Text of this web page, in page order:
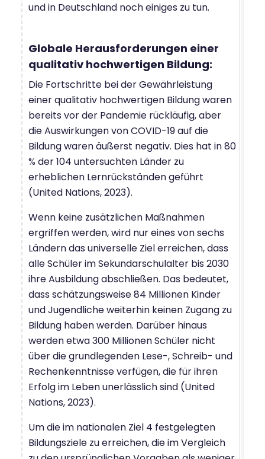
und in Deutschland noch einiges zu tun.
Globale Herausforderungen einer
qualitativ hochwertigen Bildung:
Die Fortschritte bei der Gewährleistung
einer qualitativ hochwertigen Bildung waren
bereits vor der Pandemie rückläufig, aber
die Auswirkungen von COVID-19 auf die
Bildung waren äußerst negativ. Dies hat in 80
% der 104 untersuchten Länder zu
erheblichen Lernrückständen geführt
(United Nations, 2023).
Wenn keine zusätzlichen Maßnahmen
ergriffen werden, wird nur eines von sechs
Ländern das universelle Ziel erreichen, dass
alle Schüler im Sekundarschulalter bis 2030
ihre Ausbildung abschließen. Das bedeutet,
dass schätzungsweise 84 Millionen Kinder
und Jugendliche weiterhin keinen Zugang zu
Bildung haben werden. Darüber hinaus
werden etwa 300 Millionen Schüler nicht
über die grundlegenden Lese-, Schreib- und
Rechenkenntnisse verfügen, die für ihren
Erfolg im Leben unerlässlich sind (United
Nations, 2023).
Um die im nationalen Ziel 4 festgelegten
Bildungsziele zu erreichen, die im Vergleich